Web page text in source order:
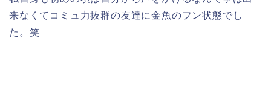
来なくてコミュ力抜群の友達に金魚のフン状態でし
た。笑